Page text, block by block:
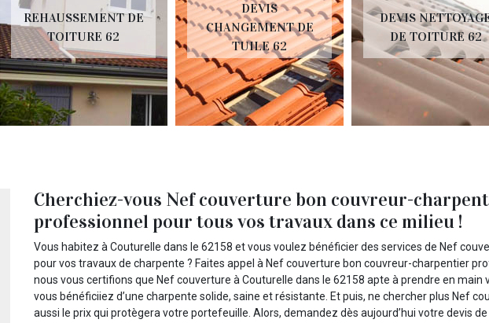
REHAUSSEMENT DE
TOITURE 62
DEVIS
CHANGEMENT DE
TUILE 62
DEVIS
DE TOITURE 62
Cherchiez-vous Nef couverture bon couvreur-
professionnel pour tous vos travaux dans ce milieu !
Vous habitez à Couturelle dans le 62158 et vous voulez bénéficier des services de Nef
pour vos travaux de charpente ? Faites appel à Nef couverture bon couvreur-charpentier
nous vous certifions que Nef couverture à Couturelle dans le 62158 apte à prendre en main
vous bénéficiiez d’une charpente solide, saine et résistante. Et puis, ne chercher plus Nef
aussi le prix qui protègera votre portefeuille. Alors, demandez dès aujourd’hui votre devis